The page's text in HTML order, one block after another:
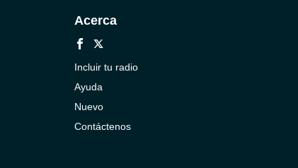
Acerca
Incluir tu radio
Ayuda
Nuevo
Contáctenos